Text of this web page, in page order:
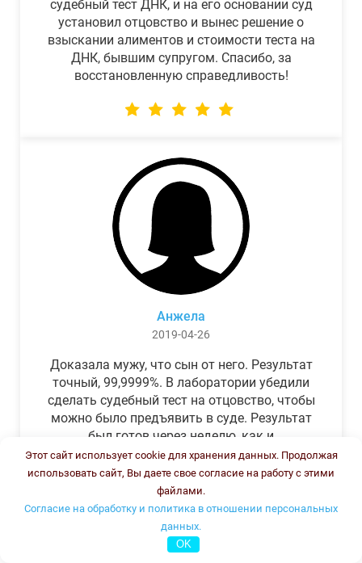
судебный тест ДНК, и на его основании суд
установил отцовство и вынес решение о
взыскании алиментов и стоимости теста на
ДНК, бывшим супругом. Спасибо, за
восстановленную справедливость!
Анжела
2019-04-26
Доказала мужу, что сын от него. Результат
точный, 99,9999%. В лаборатории убедили
сделать судебный тест на отцовство, чтобы
можно было предъявить в суде. Результат
был готов через неделю, как и
обещали.Теперь муж бегает и извиняется.
Этот сайт использует cookie для хранения данных. Продолжая
использовать сайт, Вы даете свое согласие на работу с этими
файлами.
Согласие на обработку и политика в отношении персональных
данных.
OK